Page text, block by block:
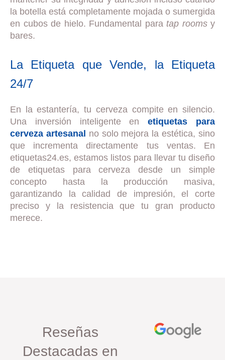
la botella está completamente mojada o sumergida
en cubos de hielo. Fundamental para tap roomsy
bares.
La Etiqueta que Vende, la Etiqueta
24/7
En la estantería, tu cerveza compite en silencio.
Una inversión inteligente enetiquetas para
cerveza artesanal no solo mejora la estética, sino
que incrementa directamente tus ventas. En
etiquetas24.es, estamos listos para llevar tu diseño
de etiquetas para cerveza desde un simple
concepto hasta la producción masiva,
garantizando la calidad de impresión, el corte
preciso y la resistencia que tu gran producto
merece.
Reseñas
Destacadas en